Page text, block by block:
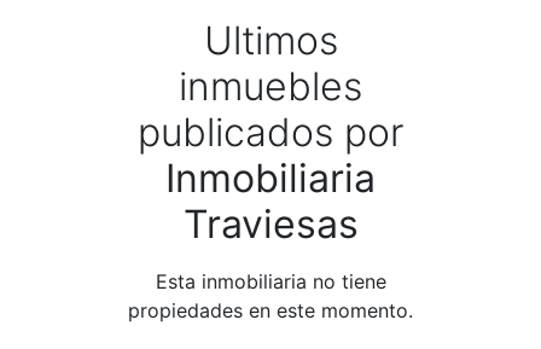
Ultimos
inmuebles
publicados por
Inmobiliaria
Traviesas
Esta inmobiliaria no tiene
propiedades en este momento.